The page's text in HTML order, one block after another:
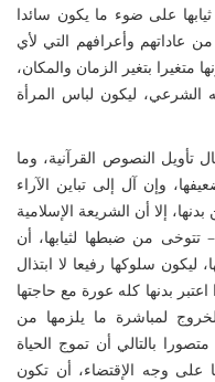
ثيابها على ضوء ما يكون سائدا
عاداتهم وأعرافهم التي لأي
بتغير الزمان والمكان،
الشرعي، ليكون لباس المرأة
تأويل النصوص القرآنية، وما
وإن آل إلى تباين الآراء
إلا أن الشريعة الإسلامية
من ضبطها لثيابها، أن
ليكون سلوكها رفيعا لا ابتذال
اعتبر بدنها كله عورة مع حاجتها
لمباشرة ما يلزمها من
بالتالي أن تموج الحياة
وجه الإقتضاء، أن تكون